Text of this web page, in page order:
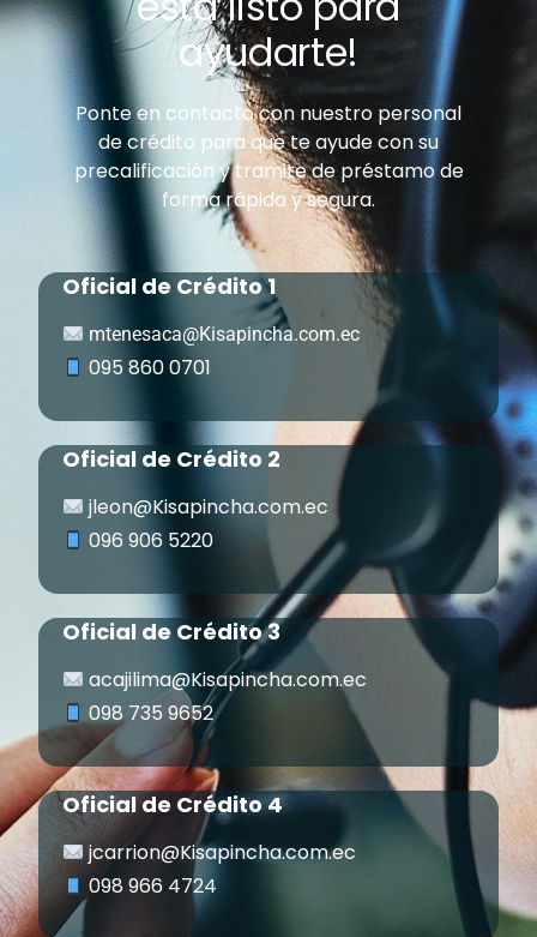
ayudarte!
Ponte en contacto con nuestro personal
de crédito para que te ayude con su
precalificación y tramite de préstamo de
forma rápida y segura.
Oficial de Crédito 1
mtenesaca@Kisapincha.com.ec
095 860 0701
Oficial de Crédito 2
jleon@Kisapincha.com.ec
096 906 5220
Oficial de Crédito 3
acajilima@Kisapincha.com.ec
098 735 9652
Oficial de Crédito 4
jcarrion@Kisapincha.com.ec
098 966 4724